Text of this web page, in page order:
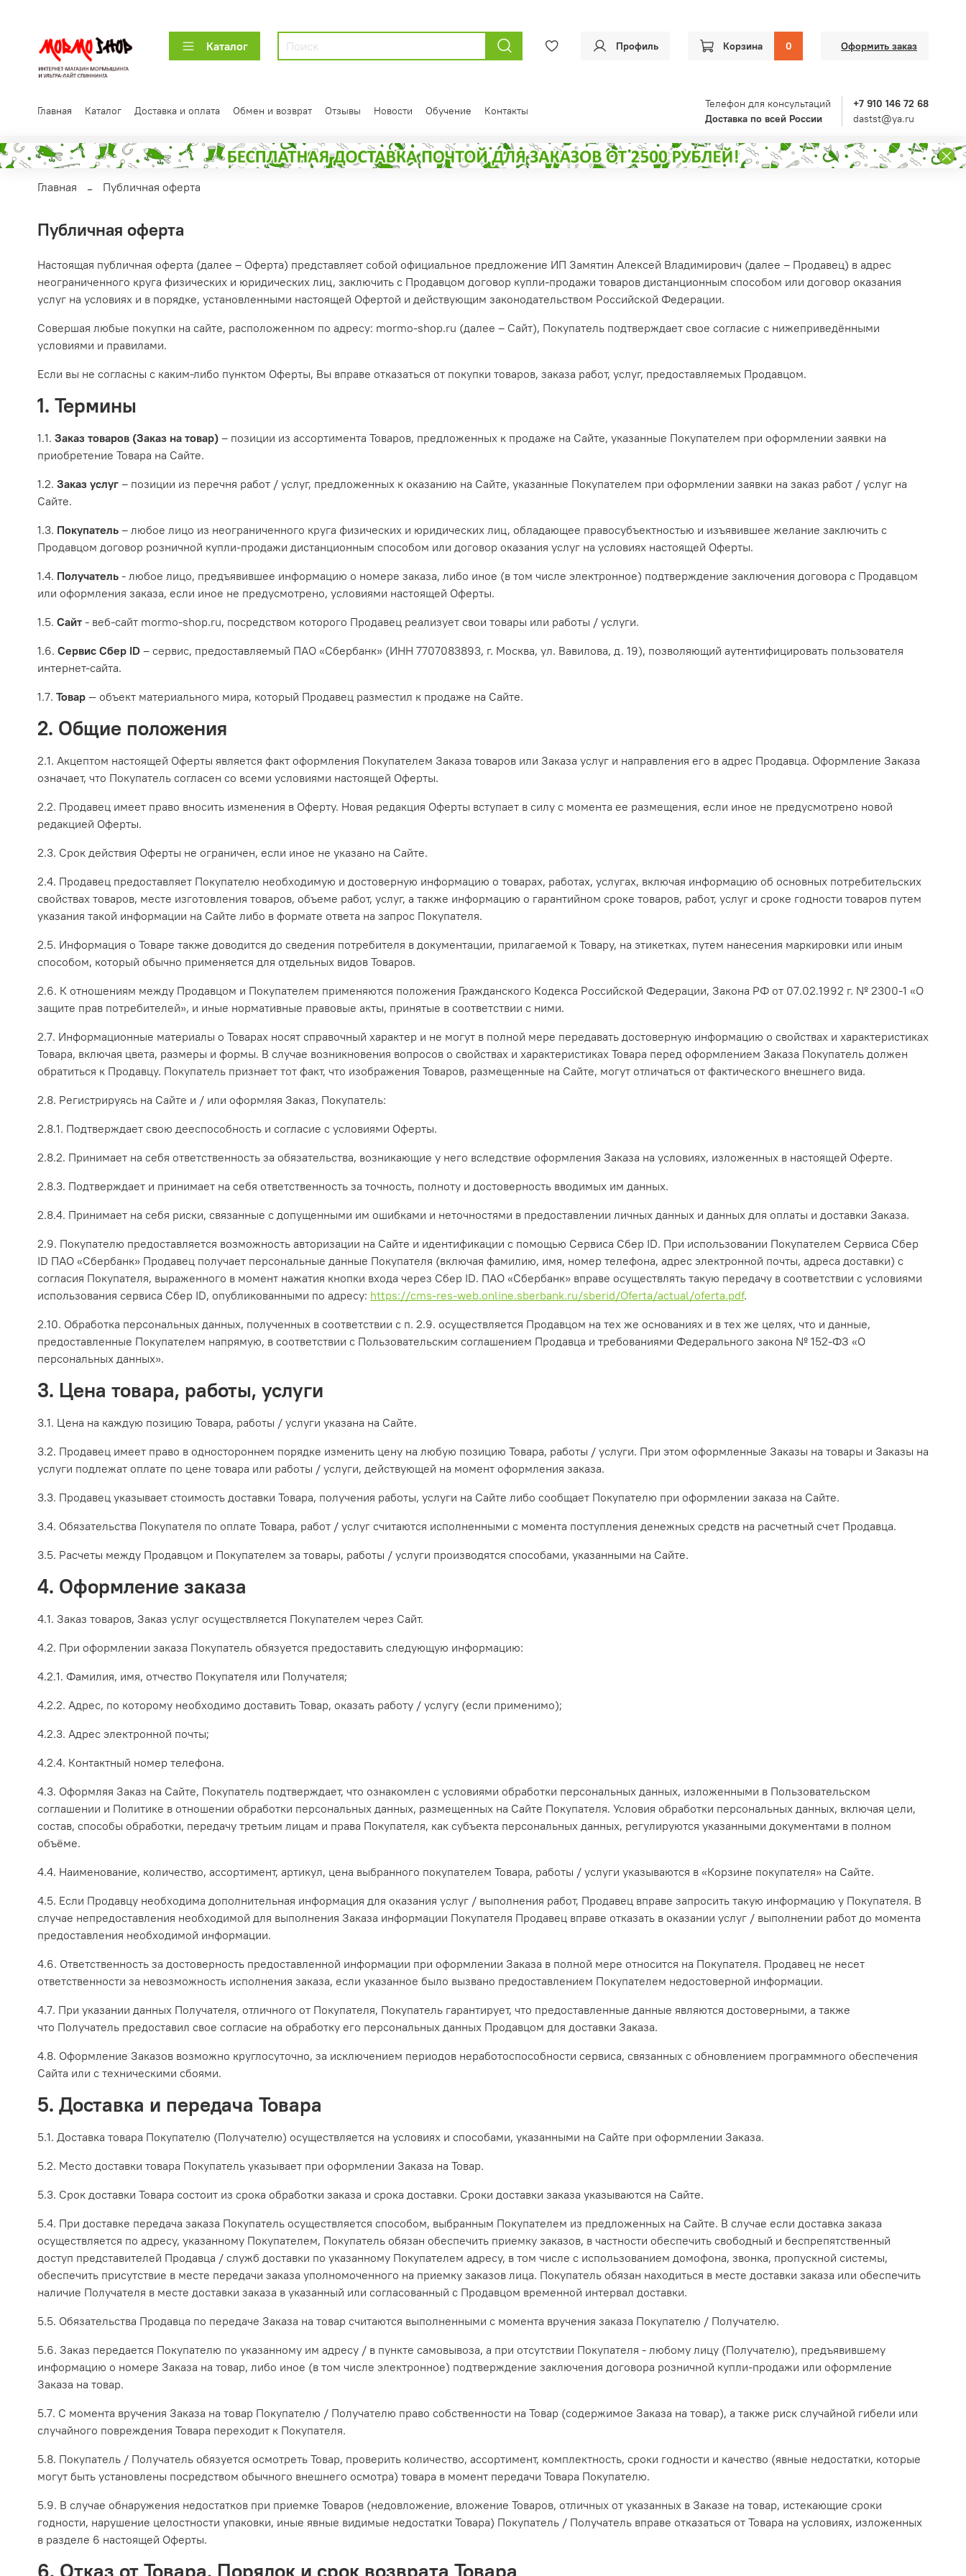
Каталог Профиль Корзина 0 Оформить заказ
Главная Каталог Доставка и оплата Обмен и возврат Отзывы Новости Обучение Контакты
Телефон для консультаций
Доставка по всей России
+7 910 146 72 68
dastst@ya.ru
Главная Публичная оферта
Публичная оферта
Настоящая публичная оферта (далее – Оферта) представляет собой официальное предложение ИП Замятин Алексей Владимирович (далее – Продавец) в адрес
неограниченного круга физических и юридических лиц, заключить с Продавцом договор купли-продажи товаров дистанционным способом или договор оказания
услуг на условиях и в порядке, установленными настоящей Офертой и действующим законодательством Российской Федерации.
Совершая любые покупки на сайте, расположенном по адресу: mormo-shop.ru (далее – Сайт), Покупатель подтверждает свое согласие с нижеприведёнными
условиями и правилами.
Если вы не согласны с каким-либо пунктом Оферты, Вы вправе отказаться от покупки товаров, заказа работ, услуг, предоставляемых Продавцом.
1. Термины
1.1. Заказ товаров (Заказ на товар) – позиции из ассортимента Товаров, предложенных к продаже на Сайте, указанные Покупателем при оформлении заявки на
приобретение Товара на Сайте.
1.2. Заказ услуг – позиции из перечня работ / услуг, предложенных к оказанию на Сайте, указанные Покупателем при оформлении заявки на заказ работ / услуг на
Сайте.
1.3. Покупатель – любое лицо из неограниченного круга физических и юридических лиц, обладающее правосубъектностью и изъявившее желание заключить с
Продавцом договор розничной купли-продажи дистанционным способом или договор оказания услуг на условиях настоящей Оферты.
1.4. Получатель - любое лицо, предъявившее информацию о номере заказа, либо иное (в том числе электронное) подтверждение заключения договора с Продавцом
или оформления заказа, если иное не предусмотрено, условиями настоящей Оферты.
1.5. Сайт - веб-сайт mormo-shop.ru, посредством которого Продавец реализует свои товары или работы / услуги.
1.6. Сервис Сбер ID – сервис, предоставляемый ПАО «Сбербанк» (ИНН 7707083893, г. Москва, ул. Вавилова, д. 19), позволяющий аутентифицировать пользователя
интернет-сайта.
1.7. Товар — объект материального мира, который Продавец разместил к продаже на Сайте.
2. Общие положения
2.1. Акцептом настоящей Оферты является факт оформления Покупателем Заказа товаров или Заказа услуг и направления его в адрес Продавца. Оформление Заказа
означает, что Покупатель согласен со всеми условиями настоящей Оферты.
2.2. Продавец имеет право вносить изменения в Оферту. Новая редакция Оферты вступает в силу с момента ее размещения, если иное не предусмотрено новой
редакцией Оферты.
2.3. Срок действия Оферты не ограничен, если иное не указано на Сайте.
2.4. Продавец предоставляет Покупателю необходимую и достоверную информацию о товарах, работах, услугах, включая информацию об основных потребительских
свойствах товаров, месте изготовления товаров, объеме работ, услуг, а также информацию о гарантийном сроке товаров, работ, услуг и сроке годности товаров путем
указания такой информации на Сайте либо в формате ответа на запрос Покупателя.
2.5. Информация о Товаре также доводится до сведения потребителя в документации, прилагаемой к Товару, на этикетках, путем нанесения маркировки или иным
способом, который обычно применяется для отдельных видов Товаров.
2.6. К отношениям между Продавцом и Покупателем применяются положения Гражданского Кодекса Российской Федерации, Закона РФ от 07.02.1992 г. № 2300-1 «О
защите прав потребителей», и иные нормативные правовые акты, принятые в соответствии с ними.
2.7. Информационные материалы о Товарах носят справочный характер и не могут в полной мере передавать достоверную информацию о свойствах и характеристиках
Товара, включая цвета, размеры и формы. В случае возникновения вопросов о свойствах и характеристиках Товара перед оформлением Заказа Покупатель должен
обратиться к Продавцу. Покупатель признает тот факт, что изображения Товаров, размещенные на Сайте, могут отличаться от фактического внешнего вида.
2.8. Регистрируясь на Сайте и / или оформляя Заказ, Покупатель:
2.8.1. Подтверждает свою дееспособность и согласие с условиями Оферты.
2.8.2. Принимает на себя ответственность за обязательства, возникающие у него вследствие оформления Заказа на условиях, изложенных в настоящей Оферте.
2.8.3. Подтверждает и принимает на себя ответственность за точность, полноту и достоверность вводимых им данных.
2.8.4. Принимает на себя риски, связанные с допущенными им ошибками и неточностями в предоставлении личных данных и данных для оплаты и доставки Заказа.
2.9. Покупателю предоставляется возможность авторизации на Сайте и идентификации с помощью Сервиса Сбер ID. При использовании Покупателем Сервиса Сбер
ID ПАО «Сбербанк» Продавец получает персональные данные Покупателя (включая фамилию, имя, номер телефона, адрес электронной почты, адреса доставки) с
согласия Покупателя, выраженного в момент нажатия кнопки входа через Сбер ID. ПАО «Сбербанк» вправе осуществлять такую передачу в соответствии с условиями
использования сервиса Сбер ID, опубликованными по адресу: https://cms-res-web.online.sberbank.ru/sberid/Oferta/actual/oferta.pdf.
2.10. Обработка персональных данных, полученных в соответствии с п. 2.9. осуществляется Продавцом на тех же основаниях и в тех же целях, что и данные,
предоставленные Покупателем напрямую, в соответствии с Пользовательским соглашением Продавца и требованиями Федерального закона № 152-ФЗ «О
персональных данных».
3. Цена товара, работы, услуги
3.1. Цена на каждую позицию Товара, работы / услуги указана на Сайте.
3.2. Продавец имеет право в одностороннем порядке изменить цену на любую позицию Товара, работы / услуги. При этом оформленные Заказы на товары и Заказы на
услуги подлежат оплате по цене товара или работы / услуги, действующей на момент оформления заказа.
3.3. Продавец указывает стоимость доставки Товара, получения работы, услуги на Сайте либо сообщает Покупателю при оформлении заказа на Сайте.
3.4. Обязательства Покупателя по оплате Товара, работ / услуг считаются исполненными с момента поступления денежных средств на расчетный счет Продавца.
3.5. Расчеты между Продавцом и Покупателем за товары, работы / услуги производятся способами, указанными на Сайте.
4. Оформление заказа
4.1. Заказ товаров, Заказ услуг осуществляется Покупателем через Сайт.
4.2. При оформлении заказа Покупатель обязуется предоставить следующую информацию:
4.2.1. Фамилия, имя, отчество Покупателя или Получателя;
4.2.2. Адрес, по которому необходимо доставить Товар, оказать работу / услугу (если применимо);
4.2.3. Адрес электронной почты;
4.2.4. Контактный номер телефона.
4.3. Оформляя Заказ на Сайте, Покупатель подтверждает, что ознакомлен с условиями обработки персональных данных, изложенными в Пользовательском
соглашении и Политике в отношении обработки персональных данных, размещенных на Сайте Покупателя. Условия обработки персональных данных, включая цели,
состав, способы обработки, передачу третьим лицам и права Покупателя, как субъекта персональных данных, регулируются указанными документами в полном
объёме.
4.4. Наименование, количество, ассортимент, артикул, цена выбранного покупателем Товара, работы / услуги указываются в «Корзине покупателя» на Сайте.
4.5. Если Продавцу необходима дополнительная информация для оказания услуг / выполнения работ, Продавец вправе запросить такую информацию у Покупателя. В
случае непредоставления необходимой для выполнения Заказа информации Покупателя Продавец вправе отказать в оказании услуг / выполнении работ до момента
предоставления необходимой информации.
4.6. Ответственность за достоверность предоставленной информации при оформлении Заказа в полной мере относится на Покупателя. Продавец не несет
ответственности за невозможность исполнения заказа, если указанное было вызвано предоставлением Покупателем недостоверной информации.
4.7. При указании данных Получателя, отличного от Покупателя, Покупатель гарантирует, что предоставленные данные являются достоверными, а также
что Получатель предоставил свое согласие на обработку его персональных данных Продавцом для доставки Заказа.
4.8. Оформление Заказов возможно круглосуточно, за исключением периодов неработоспособности сервиса, связанных с обновлением программного обеспечения
Сайта или с техническими сбоями.
5. Доставка и передача Товара
5.1. Доставка товара Покупателю (Получателю) осуществляется на условиях и способами, указанными на Сайте при оформлении Заказа.
5.2. Место доставки товара Покупатель указывает при оформлении Заказа на Товар.
5.3. Срок доставки Товара состоит из срока обработки заказа и срока доставки. Сроки доставки заказа указываются на Сайте.
5.4. При доставке передача заказа Покупатель осуществляется способом, выбранным Покупателем из предложенных на Сайте. В случае если доставка заказа
осуществляется по адресу, указанному Покупателем, Покупатель обязан обеспечить приемку заказов, в частности обеспечить свободный и беспрепятственный
доступ представителей Продавца / служб доставки по указанному Покупателем адресу, в том числе с использованием домофона, звонка, пропускной системы,
обеспечить присутствие в месте передачи заказа уполномоченного на приемку заказов лица. Покупатель обязан находиться в месте доставки заказа или обеспечить
наличие Получателя в месте доставки заказа в указанный или согласованный с Продавцом временной интервал доставки.
5.5. Обязательства Продавца по передаче Заказа на товар считаются выполненными с момента вручения заказа Покупателю / Получателю.
5.6. Заказ передается Покупателю по указанному им адресу / в пункте самовывоза, а при отсутствии Покупателя - любому лицу (Получателю), предъявившему
информацию о номере Заказа на товар, либо иное (в том числе электронное) подтверждение заключения договора розничной купли-продажи или оформление
Заказа на товар.
5.7. С момента вручения Заказа на товар Покупателю / Получателю право собственности на Товар (содержимое Заказа на товар), а также риск случайной гибели или
случайного повреждения Товара переходит к Покупателя.
5.8. Покупатель / Получатель обязуется осмотреть Товар, проверить количество, ассортимент, комплектность, сроки годности и качество (явные недостатки, которые
могут быть установлены посредством обычного внешнего осмотра) товара в момент передачи Товара Покупателю.
5.9. В случае обнаружения недостатков при приемке Товаров (недовложение, вложение Товаров, отличных от указанных в Заказе на товар, истекающие сроки
годности, нарушение целостности упаковки, иные явные видимые недостатки Товара) Покупатель / Получатель вправе отказаться от Товара на условиях, изложенных
в разделе 6 настоящей Оферты.